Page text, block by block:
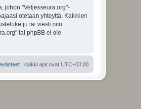
johon "Veljesseura.org"-
otetaan yhteyttä. Kaikkien
tai viesti niin
tai phpBB ei ole
Kaikki ajat ovat UTC+03:00